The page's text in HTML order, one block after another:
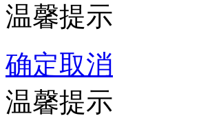
温馨提示
确定取消
温馨提示